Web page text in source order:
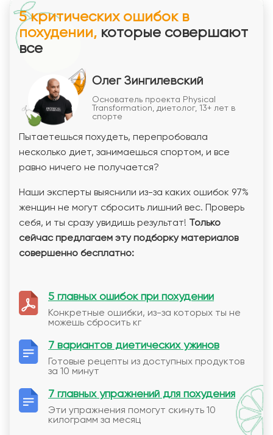
5 критических ошибок в
похудении, которые совершают
все
Олег Зингилевский
Основатель проекта Physical
Transformation, диетолог, 13+ лет в
спорте
Пытаетешься похудеть, перепробовала
несколько диет, занимаешься спортом, и все
равно ничего не получается?
Наши эксперты выяснили из-за каких ошибок 97%
женщин не могут сбросить лишний вес. Проверь
себя, и ты сразу увидишь результат! Только
сейчас предлагаем эту подборку материалов
совершенно бесплатно:
5 главных ошибок при похудении
Конкретные ошибки, из-за которых ты не
можешь сбросить кг
7 вариантов диетических ужинов
Готовые рецепты из доступных продуктов
за 10 минут
7 главных упражнений для похудения
Эти упражнения помогут скинуть 10
килограмм за месяц